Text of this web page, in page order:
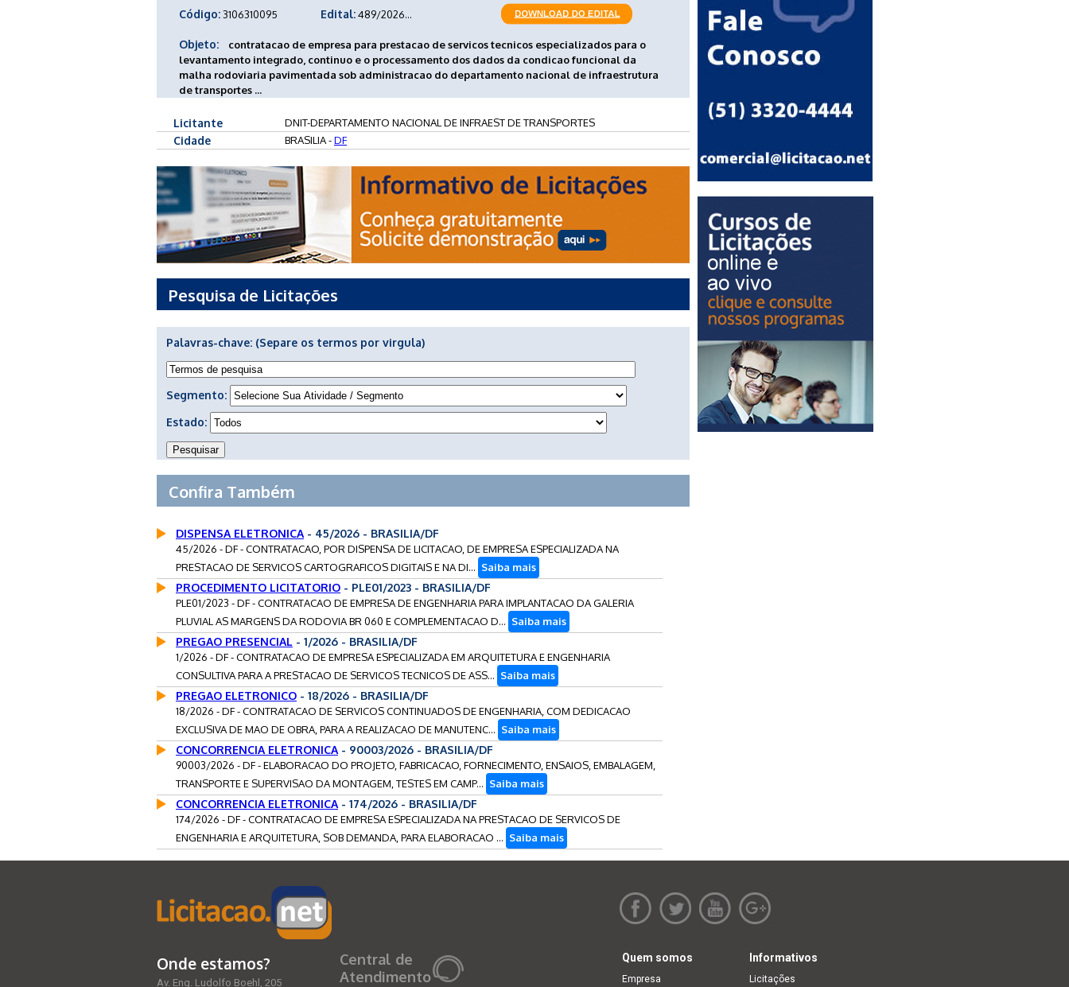
Código:3106310095 Edital:489/2026...
Objeto:
contratacao de empresa para prestacao de servicos tecnicos especializados para o
levantamento integrado, continuo e o processamento dos dados da condicao funcional da
malha rodoviaria pavimentada sob administracao do departamento nacional de infraestrutura
de transportes ...
Licitante DNIT-DEPARTAMENTO NACIONAL DE INFRAEST DE TRANSPORTES
Cidade BRASILIA -DF
Pesquisa de Licitações
Palavras-chave: (Separe os termos por virgula)
Segmento:
Estado:
Confira Também
DISPENSA ELETRONICA - 45/2026 - BRASILIA/DF
45/2026 - DF - CONTRATACAO, POR DISPENSA DE LICITACAO, DE EMPRESA ESPECIALIZADA NA
PRESTACAO DE SERVICOS CARTOGRAFICOS DIGITAIS E NA DI... Saiba mais
PROCEDIMENTO LICITATORIO - PLE01/2023 - BRASILIA/DF
PLE01/2023 - DF - CONTRATACAO DE EMPRESA DE ENGENHARIA PARA IMPLANTACAO DA GALERIA
PLUVIAL AS MARGENS DA RODOVIA BR 060 E COMPLEMENTACAO D... Saiba mais
PREGAO PRESENCIAL - 1/2026 - BRASILIA/DF
1/2026 - DF - CONTRATACAO DE EMPRESA ESPECIALIZADA EM ARQUITETURA E ENGENHARIA
CONSULTIVA PARA A PRESTACAO DE SERVICOS TECNICOS DE ASS... Saiba mais
PREGAO ELETRONICO - 18/2026 - BRASILIA/DF
18/2026 - DF - CONTRATACAO DE SERVICOS CONTINUADOS DE ENGENHARIA, COM DEDICACAO
EXCLUSIVA DE MAO DE OBRA, PARA A REALIZACAO DE MANUTENC... Saiba mais
CONCORRENCIA ELETRONICA - 90003/2026 - BRASILIA/DF
90003/2026 - DF - ELABORACAO DO PROJETO, FABRICACAO, FORNECIMENTO, ENSAIOS, EMBALAGEM,
TRANSPORTE E SUPERVISAO DA MONTAGEM, TESTES EM CAMP... Saiba mais
CONCORRENCIA ELETRONICA - 174/2026 - BRASILIA/DF
174/2026 - DF - CONTRATACAO DE EMPRESA ESPECIALIZADA NA PRESTACAO DE SERVICOS DE
ENGENHARIA E ARQUITETURA, SOB DEMANDA, PARA ELABORACAO ... Saiba mais
Onde estamos?
Av. Eng. Ludolfo Boehl, 205
Central de
Atendimento
Quem somos
Empresa
Informativos
Licitações